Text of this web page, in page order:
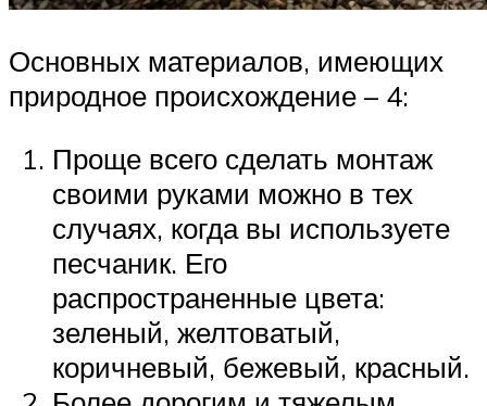
Основных материалов, имеющих
природное происхождение – 4:
Проще всего сделать монтаж
своими руками можно в тех
случаях, когда вы используете
песчаник. Его
распространенные цвета:
зеленый, желтоватый,
коричневый, бежевый, красный.